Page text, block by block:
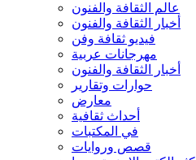
عالم الثقافة والفنون
أخبار الثقافة والفنون
فيديو ثقافة وفن
مهرجانات عربية
أخبار الثقافة والفنون
حوارات وتقارير
معارض
أحداث ثقافية
في المكتبات
قصص وروايات